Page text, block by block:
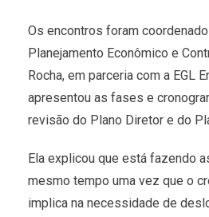
Os encontros foram
Planejamento Econômico e
Rocha, em parceria com a EGL
apresentou as fases e
revisão do Plano Diretor e do
Ela explicou que está fazendo
mesmo tempo uma vez que o
implica na necessidade de